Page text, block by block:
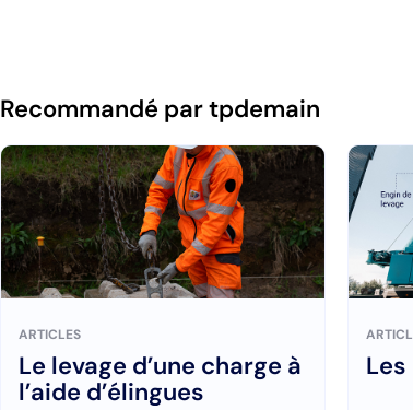
Recommandé par tpdemain
ARTICLES
Le levage d’une charge à
l’aide d’élingues